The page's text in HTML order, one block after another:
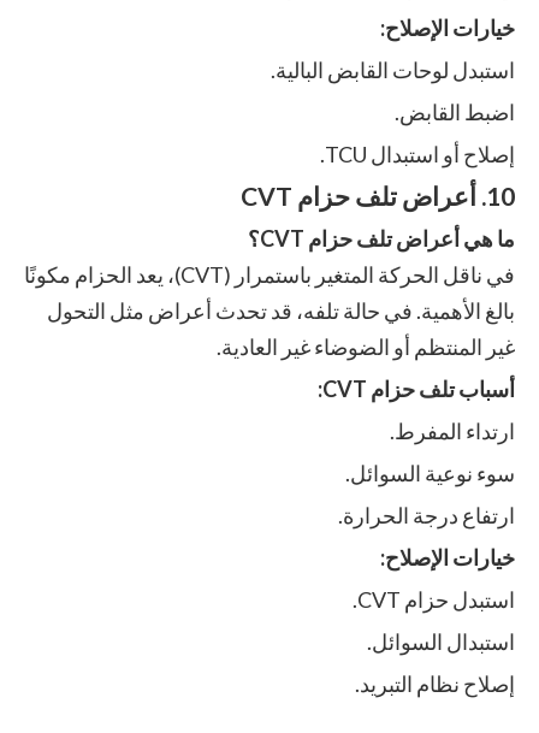
خيارات الإصلاح:
استبدل لوحات القابض البالية.
اضبط القابض.
إصلاح أو استبدال TCU.
10. أعراض تلف حزام CVT
ما هي أعراض تلف حزام CVT؟
في ناقل الحركة المتغير باستمرار (CVT)، يعد الحزام مكونًا
بالغ الأهمية. في حالة تلفه، قد تحدث أعراض مثل التحول
غير المنتظم أو الضوضاء غير العادية.
أسباب تلف حزام CVT:
ارتداء المفرط.
سوء نوعية السوائل.
ارتفاع درجة الحرارة.
خيارات الإصلاح:
استبدل حزام CVT.
استبدال السوائل.
إصلاح نظام التبريد.